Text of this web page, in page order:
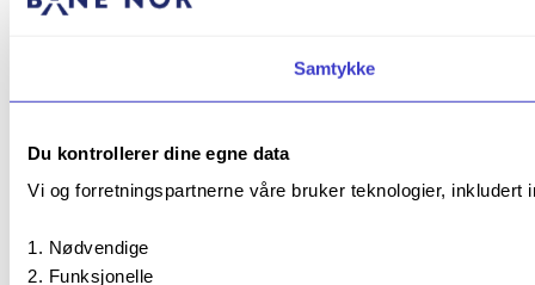
Samtykke
Du kontrollerer dine egne data
Vi og forretningspartnerne våre bruker teknologier,
Nødvendige
Funksjonelle